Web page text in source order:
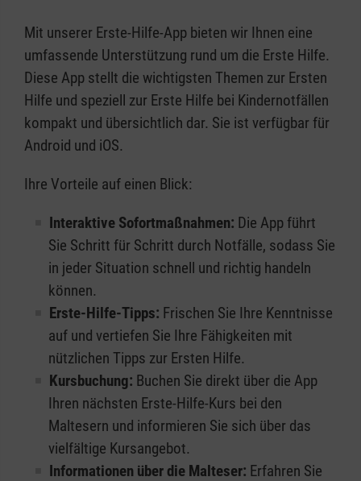
Mit unserer Erste-Hilfe-App bieten wir Ihnen eine
umfassende Unterstützung rund um die Erste Hilfe.
Diese App stellt die wichtigsten Themen zur Ersten
Hilfe und speziell zur Erste Hilfe bei Kindernotfällen
kompakt und übersichtlich dar. Sie ist verfügbar für
Android und iOS.
Ihre Vorteile auf einen Blick:
Interaktive Sofortmaßnahmen: Die App führt
Sie Schritt für Schritt durch Notfälle, sodass Sie
in jeder Situation schnell und richtig handeln
können.
Erste-Hilfe-Tipps: Frischen Sie Ihre Kenntnisse
auf und vertiefen Sie Ihre Fähigkeiten mit
nützlichen Tipps zur Ersten Hilfe.
Kursbuchung: Buchen Sie direkt über die App
Ihren nächsten Erste-Hilfe-Kurs bei den
Maltesern und informieren Sie sich über das
vielfältige Kursangebot.
Informationen über die Malteser: Erfahren Sie